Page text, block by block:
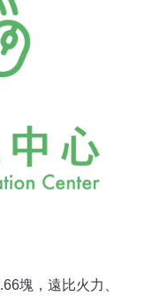
此次福島核災學
規性的檢驗，應
災難發生下，進
安、蘇震清、李
台電與核電有關
全及核災防範、
塊，遠比火力、